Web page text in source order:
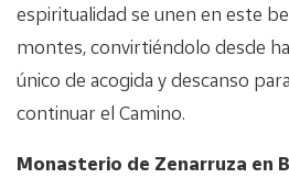
espiritualidad se unen en este
montes, convirtiéndolo desde
único de acogida y descanso
continuar el Camino.
Monasterio de Zenarruza en